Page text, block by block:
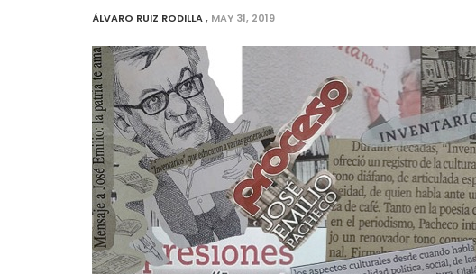
ÁLVARO RUIZ RODILLA, MAY 31, 2019